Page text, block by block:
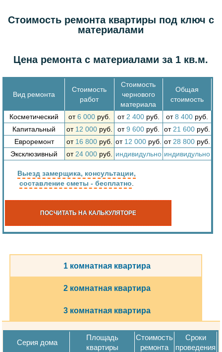
Стоимость ремонта квартиры под ключ с
материалами
Цена ремонта с материалами за 1 кв.м.
Вид ремонта
Стоимость
работ
Стоимость
чернового
материала
Общая
стоимость
Косметический от6 000руб. от 2 400руб. от8 400руб.
Капитальный
от 12 000руб. от9 600руб. от 21 600руб.
Евроремонт
от 16 800руб. от 12 000руб. от 28 800руб.
Эксклюзивный
от 24 000руб. индивидульно индивидульно
Выезд замерщика, консультации,
составление сметы - бесплатно
ПОСЧИТАТЬ НА КАЛЬКУЛЯТОРЕ
1 комнатная квартира
2 комнатная квартира
3 комнатная квартира
Серия дома
Площадь
квартиры
Стоимость
ремонта
Сроки
проведения